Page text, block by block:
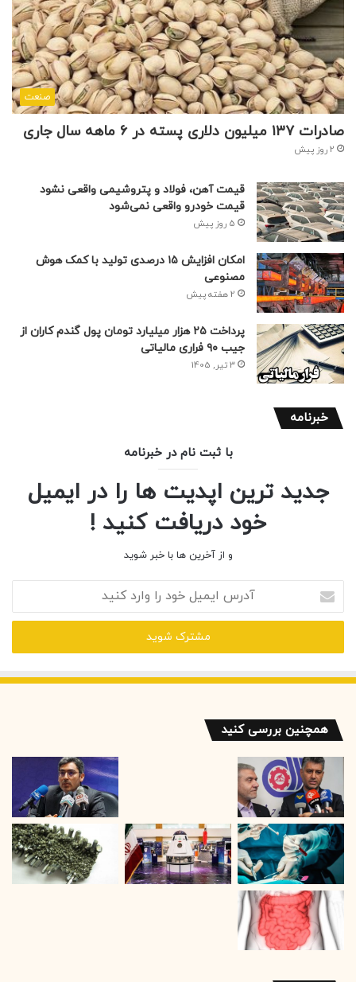
مدیرکل میراث فرهنگی، گردشگری و صنایع دستی کهگیلویه و
بویراحمد گفت: دبیرخانه دایمی معرفی ظرفیت های فرهنگی این
استان به زودی راه اندازی می شود.
سعید طالبی پورتاکید کرد:با راه اندازی این دبیرخانه آثار صاحب
نظران و پژوهشگران کهگیلویه و بویراحمد به صورت کارشناسی داوری
و برگزیده این آنان معرفی می شود.
صنعت
صادرات ۱۳۷ میلیون دلاری پسته در ۶ ماهه سال جاری
2 روز پیش
قیمت آهن، فولاد و پتروشیمی واقعی نشود
قیمت خودرو واقعی نمی‌شود
5 روز پیش
امکان افزایش ۱۵ درصدی تولید با کمک هوش
مصنوعی
2 هفته پیش
پرداخت ۲۵ هزار میلیارد تومان پول گندم کاران از
جیب ۹۰ فراری مالیاتی
3 تیر, 1405
خبرنامه
با ثبت نام در خبرنامه
جدید ترین اپدیت ها را در ایمیل
خود دریافت کنید !
و از آخرین ها با خبر شوید
ر
ا
خ
و
ا
و
ر
ک
همچنین بررسی کنید